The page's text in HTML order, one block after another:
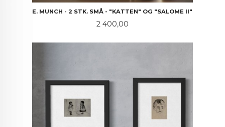
E. MUNCH - 2 STK. SMÅ - "KATTEN" OG "SALOME II"
Pris
2 400,00